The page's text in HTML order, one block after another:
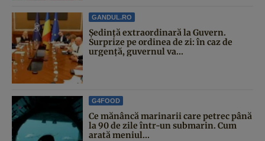
GANDUL.RO
Şedinţă extraordinară la Guvern.
Surprize pe ordinea de zi: în caz de
urgență, guvernul va...
G4FOOD
Ce mănâncă marinarii care petrec până
la 90 de zile într-un submarin. Cum
arată meniul...